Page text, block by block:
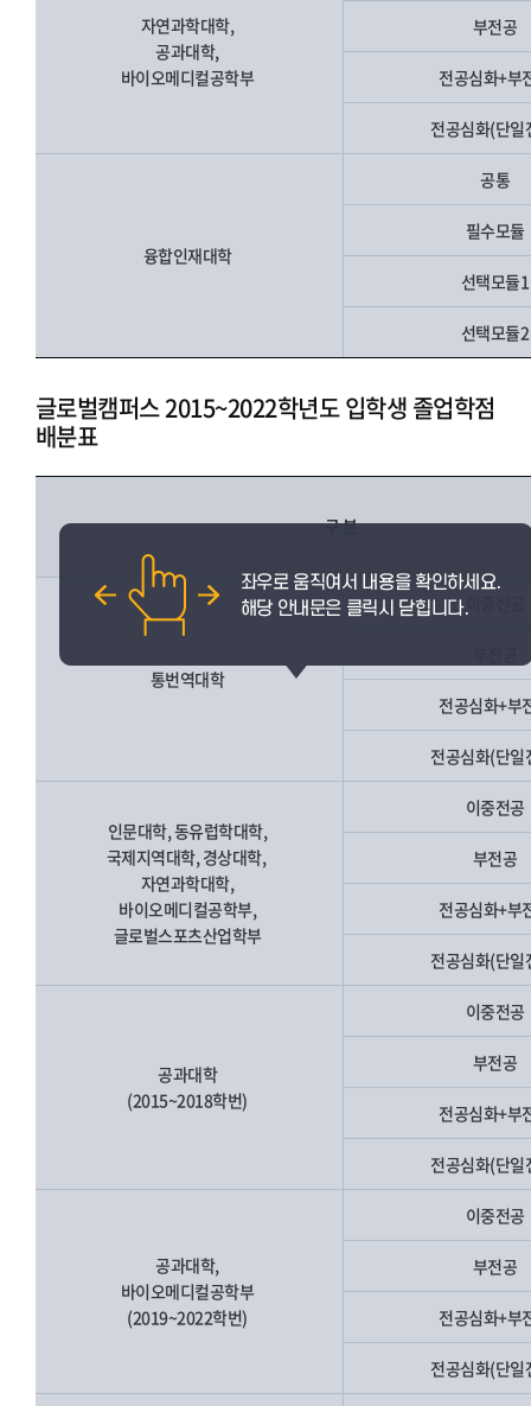
자연과학대학,
공과대학,
바이오메디컬공학부
부전공
전공심화+부
전공심화(단
융합인재대학
공통
필수모듈
선택모듈1
선택모듈2
글로벌캠퍼스 2015~2022학년도 입학생 졸업학점
배분표
구 분
통번역대학
전공심화+부
전공심화(단
인문대학, 동유럽학대학,
국제지역대학, 경상대학,
자연과학대학,
바이오메디컬공학부,
글로벌스포츠산업학부
이중전공
부전공
전공심화+부
전공심화(단
공과대학
(2015~2018학번)
이중전공
부전공
전공심화+부
전공심화(단
공과대학,
바이오메디컬공학부
(2019~2022학번)
이중전공
부전공
전공심화+부
전공심화(단